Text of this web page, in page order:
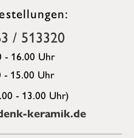
/ 513320
- 16.00 Uhr
- 15.00 Uhr
- 13.00 Uhr)
keramik.de